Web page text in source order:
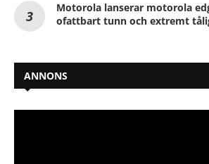
Motorola lanserar motorola
ofattbart tunn och extremt
ANNONS